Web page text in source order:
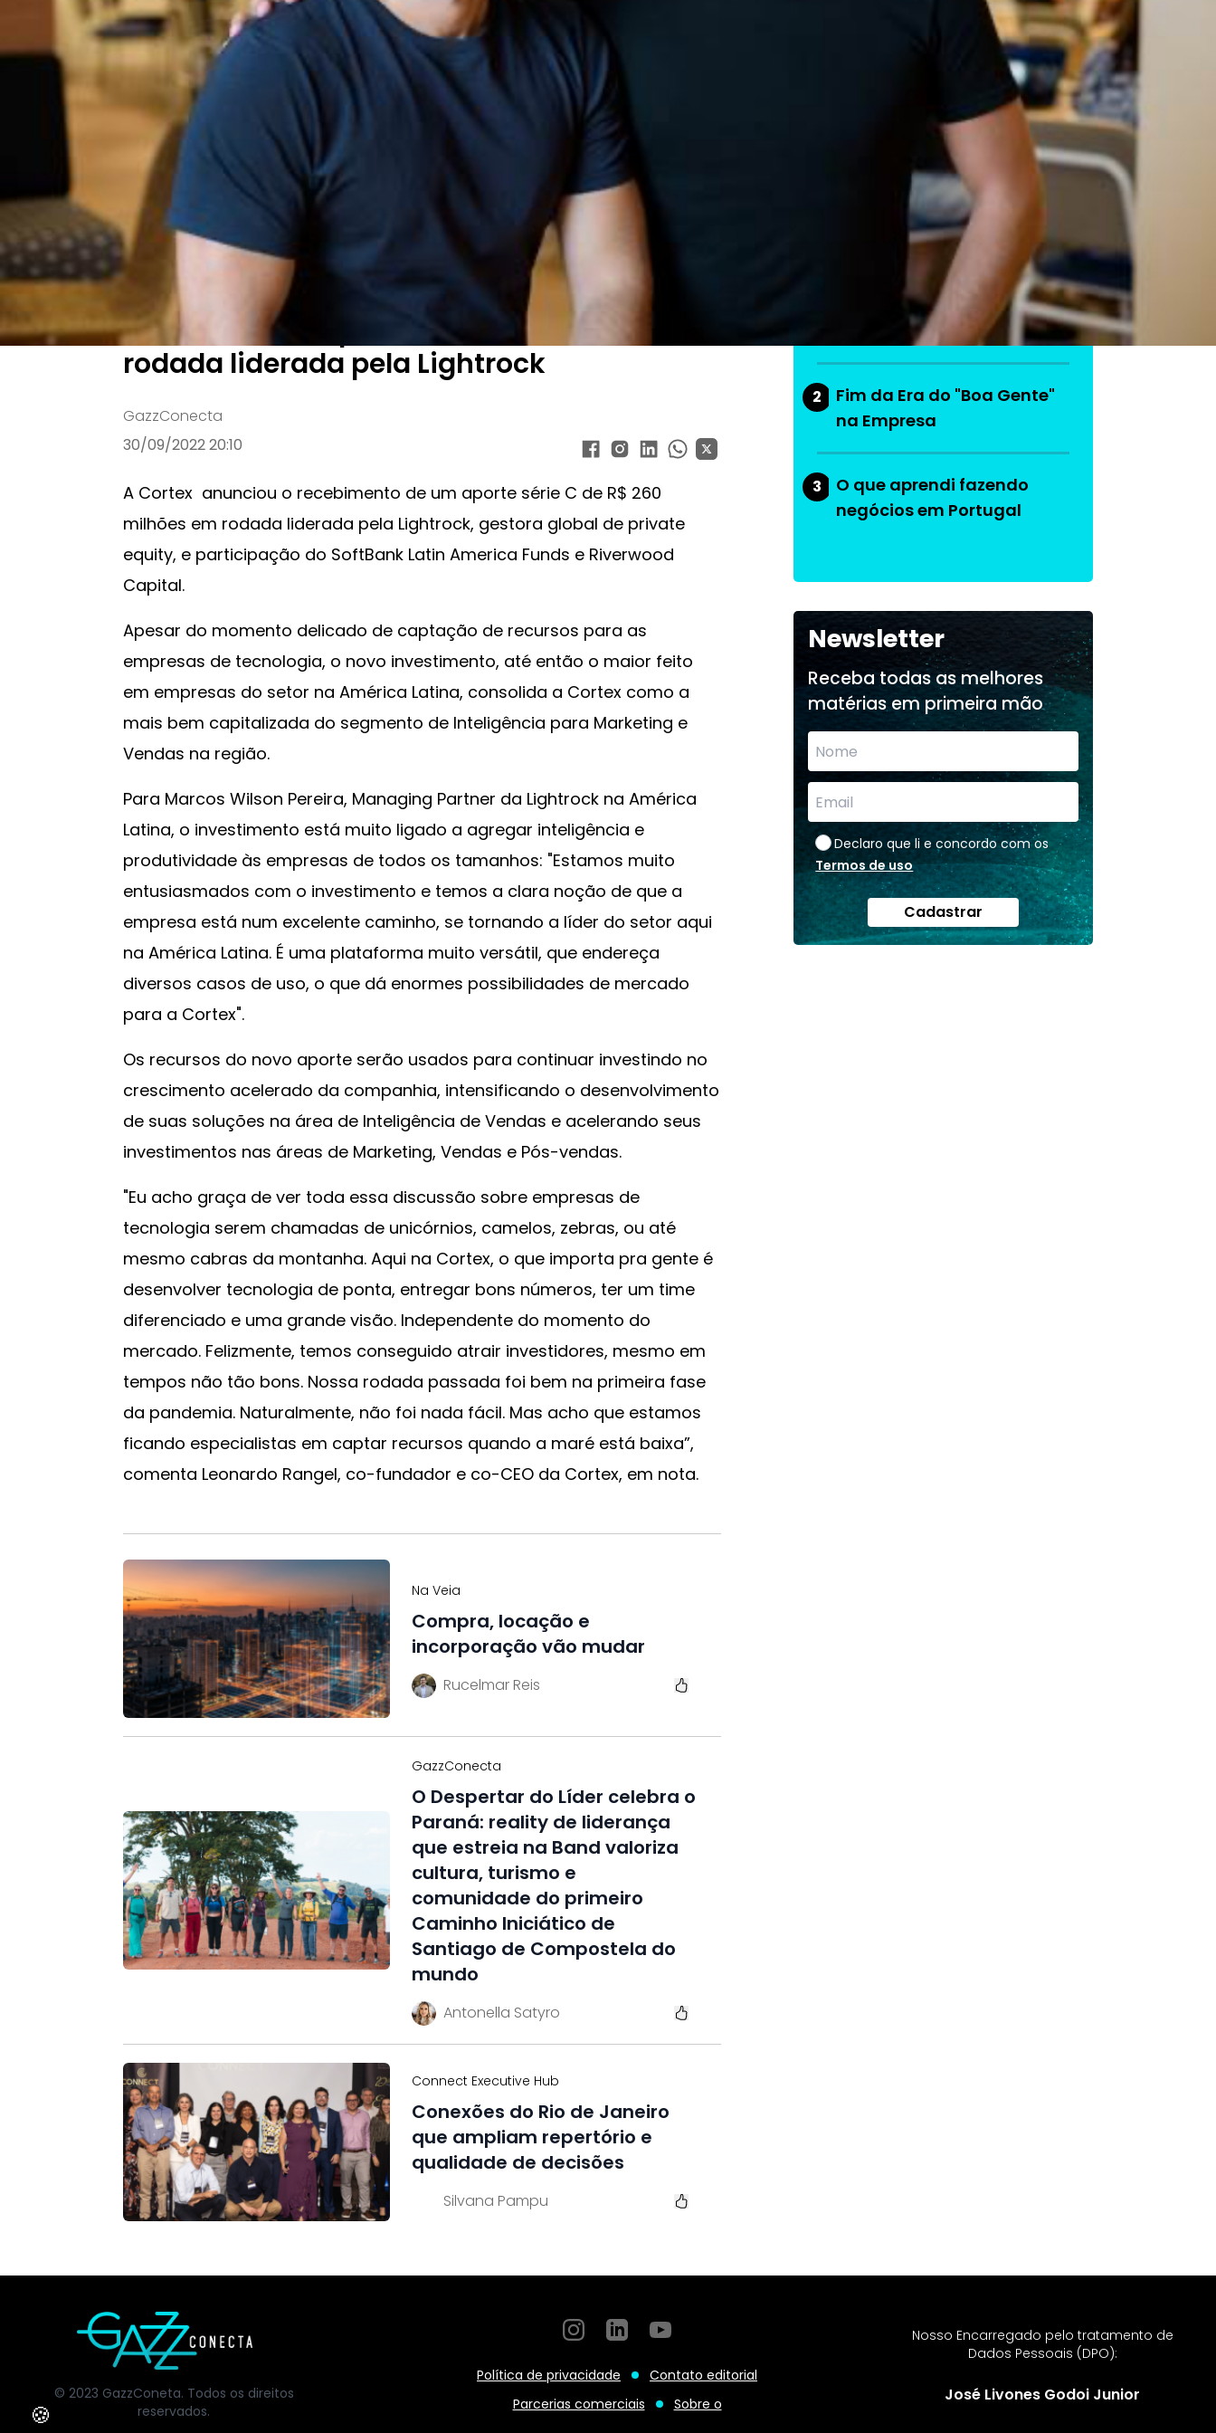
Leonardo Rangel e Daniel Pires, CEOs da Cortex
Inteligência para Marketing e Vendas
Cortex recebe aporte de R$ 260 milhões em
rodada liderada pela Lightrock
GazzConecta
30/09/2022 20:10
A Cortex anunciou o recebimento de um aporte série C de R$ 260
milhões em rodada liderada pela Lightrock, gestora global de private
equity, e participação do SoftBank Latin America Funds e Riverwood
Capital.
Apesar do momento delicado de captação de recursos para as
empresas de tecnologia, o novo investimento, até então o maior feito
em empresas do setor na América Latina, consolida a Cortex como a
mais bem capitalizada do segmento de Inteligência para Marketing e
Vendas na região.
Para Marcos Wilson Pereira, Managing Partner da Lightrock na América
Latina, o investimento está muito ligado a agregar inteligência e
produtividade às empresas de todos os tamanhos: "Estamos muito
entusiasmados com o investimento e temos a clara noção de que a
empresa está num excelente caminho, se tornando a líder do setor aqui
na América Latina. É uma plataforma muito versátil, que endereça
diversos casos de uso, o que dá enormes possibilidades de mercado
para a Cortex".
Os recursos do novo aporte serão usados para continuar investindo no
crescimento acelerado da companhia, intensificando o desenvolvimento
de suas soluções na área de Inteligência de Vendas e acelerando seus
investimentos nas áreas de Marketing, Vendas e Pós-vendas.
"Eu acho graça de ver toda essa discussão sobre empresas de
tecnologia serem chamadas de unicórnios, camelos, zebras, ou até
mesmo cabras da montanha. Aqui na Cortex, o que importa pra gente é
desenvolver tecnologia de ponta, entregar bons números, ter um time
diferenciado e uma grande visão. Independente do momento do
mercado. Felizmente, temos conseguido atrair investidores, mesmo em
tempos não tão bons. Nossa rodada passada foi bem na primeira fase
da pandemia. Naturalmente, não foi nada fácil. Mas acho que estamos
ficando especialistas em captar recursos quando a maré está baixa”,
comenta Leonardo Rangel, co-fundador e co-CEO da Cortex, em nota.
Na Veia
Compra, locação e
incorporação vão mudar
Rucelmar Reis
GazzConecta
O Despertar do Líder celebra o
Paraná: reality de liderança
que estreia na Band valoriza
cultura, turismo e
comunidade do primeiro
Caminho Iniciático de
Santiago de Compostela do
mundo
Antonella Satyro
Connect Executive Hub
Conexões do Rio de Janeiro
que ampliam repertório e
qualidade de decisões
Silvana Pampu
As mais lidas da
Do produto ao ecossistema:
como empresas estão
criando vantagem
competitiva
2
Fim da Era do "Boa Gente"
na Empresa
3
O que aprendi fazendo
negócios em Portugal
Newsletter
Receba todas as melhores
matérias em primeira mão
Declaro que li e concordo com os
Termos de uso
Cadastrar
© 2023 GazzConeta. Todos os direitos
reservados.
InstagramGitHubGitHub
Política de privacidade
Contato editorial
Parcerias comerciais
Sobre o
Nosso Encarregado pelo tratamento de
Dados Pessoais (DPO):
José Livones Godoi Junior
🍪